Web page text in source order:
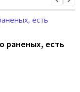
раненых, есть